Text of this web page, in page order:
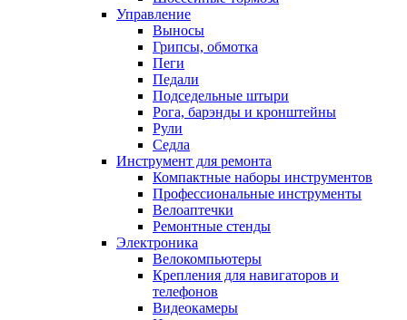
Управление
Выносы
Грипсы, обмотка
Пеги
Педали
Подседельные штыри
Рога, барэнды и кронштейны
Рули
Седла
Инструмент для ремонта
Компактные наборы инструментов
Профессиональные инструменты
Велоаптечки
Ремонтные стенды
Электроника
Велокомпьютеры
Крепления для навигаторов и
телефонов
Видеокамеры